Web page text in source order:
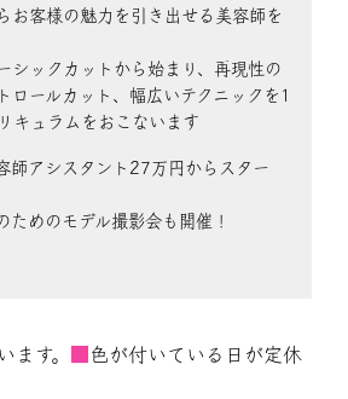
お客様の魅力を引き出せる美容師を
シックカットから始まり、再現性の
ロールカット、幅広いテクニックを1
キュラムをおこないます
師アシスタント27万円からスター
ためのモデル撮影会も開催！
ます。
色が付いている日が定休